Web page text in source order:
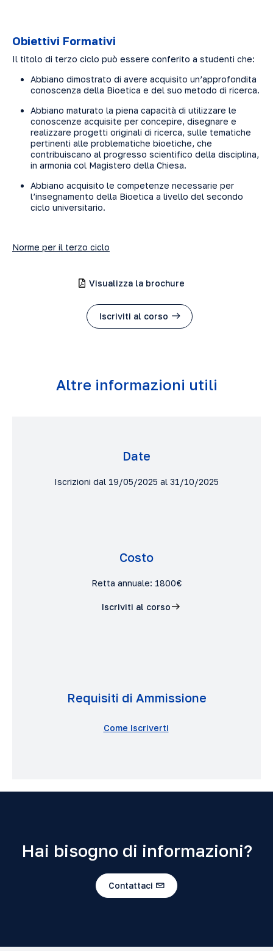
Obiettivi Formativi
Il titolo di terzo ciclo può essere conferito a studenti che:
Abbiano dimostrato di avere acquisito un’approfondita
conoscenza della Bioetica e del suo metodo di ricerca.
Abbiano maturato la piena capacità di utilizzare le
conoscenze acquisite per concepire, disegnare e
realizzare progetti originali di ricerca, sulle tematiche
pertinenti alle problematiche bioetiche, che
contribuiscano al progresso scientifico della disciplina,
in armonia col Magistero della Chiesa.
Abbiano acquisito le competenze necessarie per
l’insegnamento della Bioetica a livello del secondo
ciclo universitario.
Norme per il terzo ciclo
Visualizza la brochure
Iscriviti al corso
Altre informazioni utili
Date
Iscrizioni dal 19/05/2025 al 31/10/2025
Costo
Retta annuale: 1800€
Iscriviti al corso
Requisiti di Ammissione
Come Iscriverti
Hai bisogno di informazioni?
Contattaci